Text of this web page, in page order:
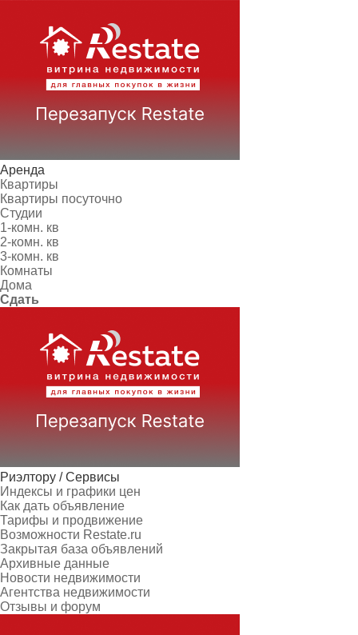
Аренда
Квартиры
Квартиры посуточно
Студии
1-комн. кв
2-комн. кв
3-комн. кв
Комнаты
Дома
Сдать
Риэлтору / Сервисы
Индексы и графики цен
Как дать объявление
Тарифы и продвижение
Возможности Restate.ru
Закрытая база объявлений
Архивные данные
Новости недвижимости
Агентства недвижимости
Отзывы и форум